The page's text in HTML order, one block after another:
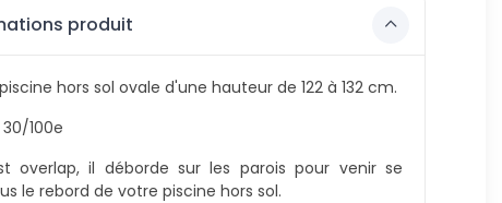
produit
hors sol ovale d'une hauteur de 122 à 132 cm.
100e
overlap, il déborde sur les parois pour venir se
le rebord de votre piscine hors sol.